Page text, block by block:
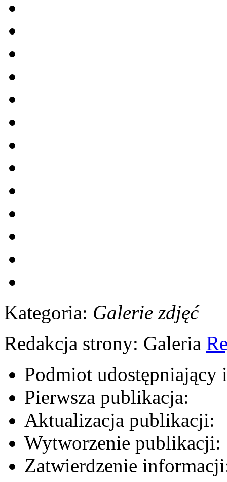
Kategoria: Galerie zdjęć
Redakcja strony: Galeria
Podmiot udostępniający
Pierwsza publikacja:
Aktualizacja publikacji:
Wytworzenie publikacji:
Zatwierdzenie